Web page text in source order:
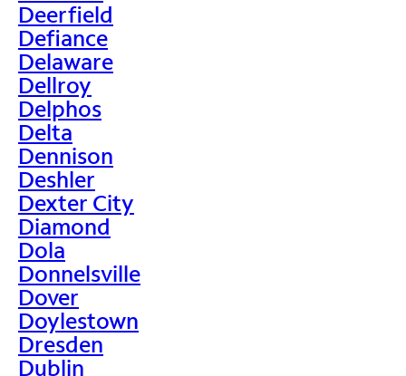
Deerfield
Defiance
Delaware
Dellroy
Delphos
Delta
Dennison
Deshler
Dexter City
Diamond
Dola
Donnelsville
Dover
Doylestown
Dresden
Dublin